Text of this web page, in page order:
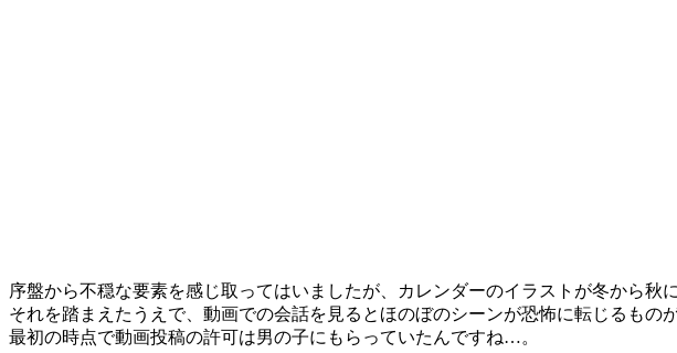
序盤から不穏な要素を感じ取ってはいましたが、カレンダーのイラストが冬から
それを踏まえたうえで、動画での会話を見るとほのぼのシーンが恐怖に転じるもの
最初の時点で動画投稿の許可は男の子にもらっていたんですね…。